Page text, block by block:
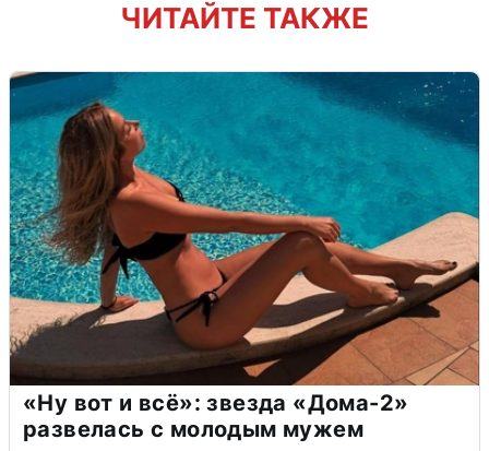
ЧИТАЙТЕ ТАКЖЕ
«Ну вот и всё»: звезда «Дома-2»
развелась с молодым мужем